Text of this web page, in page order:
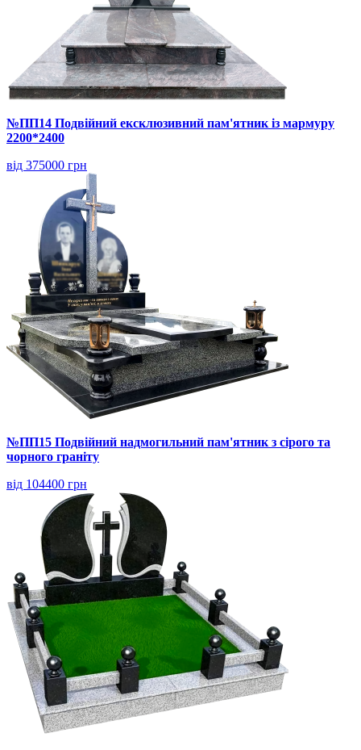
№ПП14 Подвійний ексклюзивний пам'ятник із мармуру
2200*2400
від 375000 грн
№ПП15 Подвійний надмогильний пам'ятник з сірого та
чорного граніту
від 104400 грн